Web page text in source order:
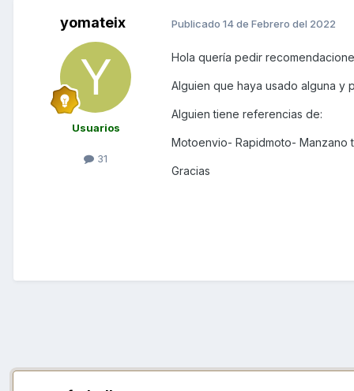
yomateix
Usuarios
31
Publicado 14 de Febrero del 2022
Hola quería pedir
Alguien que haya usado alguna y
Alguien tiene referencias de:
Motoenvio- Rapidmoto- Manzano
Gracias